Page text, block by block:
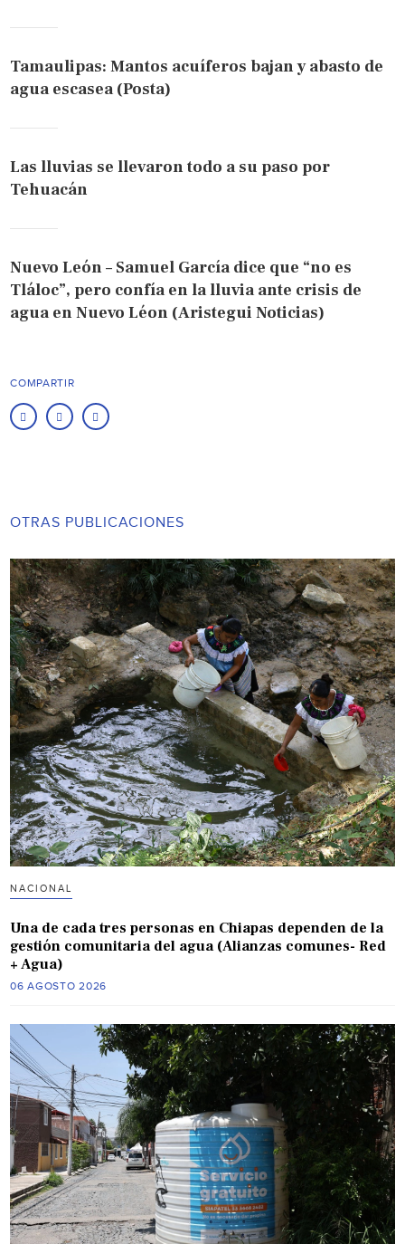
Tamaulipas: Mantos acuíferos bajan y abasto de
agua escasea (Posta)
Las lluvias se llevaron todo a su paso por
Tehuacán
Nuevo León – Samuel García dice que “no es
Tláloc”, pero confía en la lluvia ante crisis de
agua en Nuevo Léon (Aristegui Noticias)
COMPARTIR
OTRAS PUBLICACIONES
NACIONAL
Una de cada tres personas en Chiapas dependen de la
gestión comunitaria del agua (Alianzas comunes- Red
+ Agua)
06 AGOSTO 2026